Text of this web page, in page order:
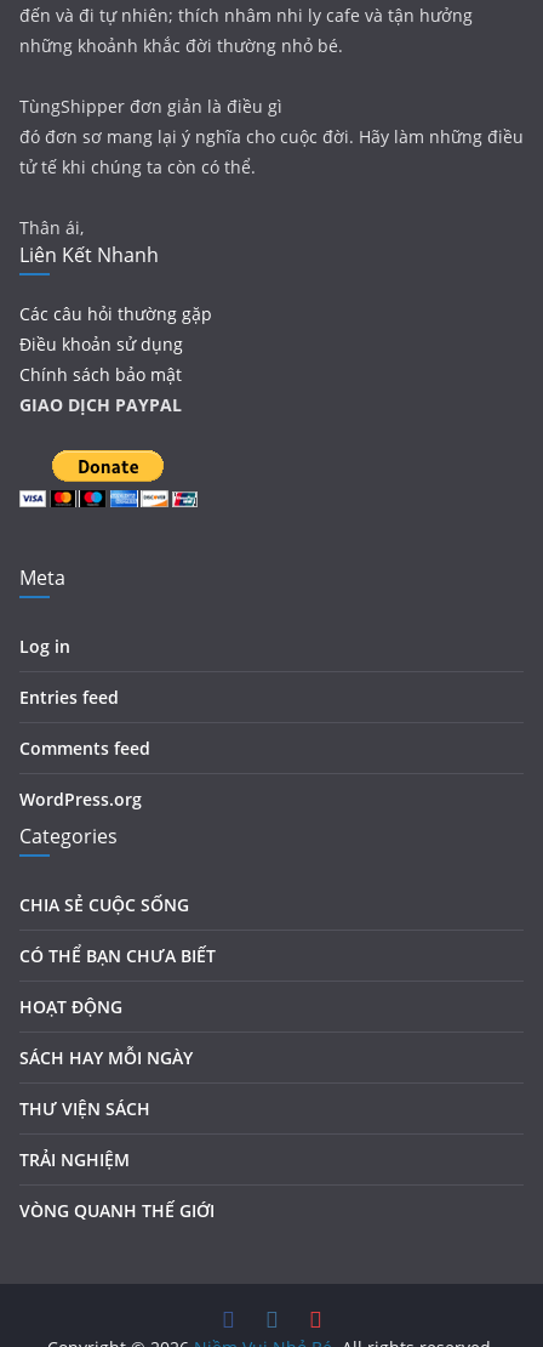
đến và đi tự nhiên; thích nhâm nhi ly cafe và tận hưởng
những khoảnh khắc đời thường nhỏ bé.
TùngShipper đơn giản là điều gì
đó đơn sơ mang lại ý nghĩa cho cuộc đời. Hãy làm những điều
tử tế khi chúng ta còn có thể.
Thân ái,
Liên Kết Nhanh
Các câu hỏi thường gặp
Điều khoản sử dụng
Chính sách bảo mật
GIAO DỊCH PAYPAL
Meta
Log in
Entries feed
Comments feed
WordPress.org
Categories
CHIA SẺ CUỘC SỐNG
CÓ THỂ BẠN CHƯA BIẾT
HOẠT ĐỘNG
SÁCH HAY MỖI NGÀY
THƯ VIỆN SÁCH
TRẢI NGHIỆM
VÒNG QUANH THẾ GIỚI